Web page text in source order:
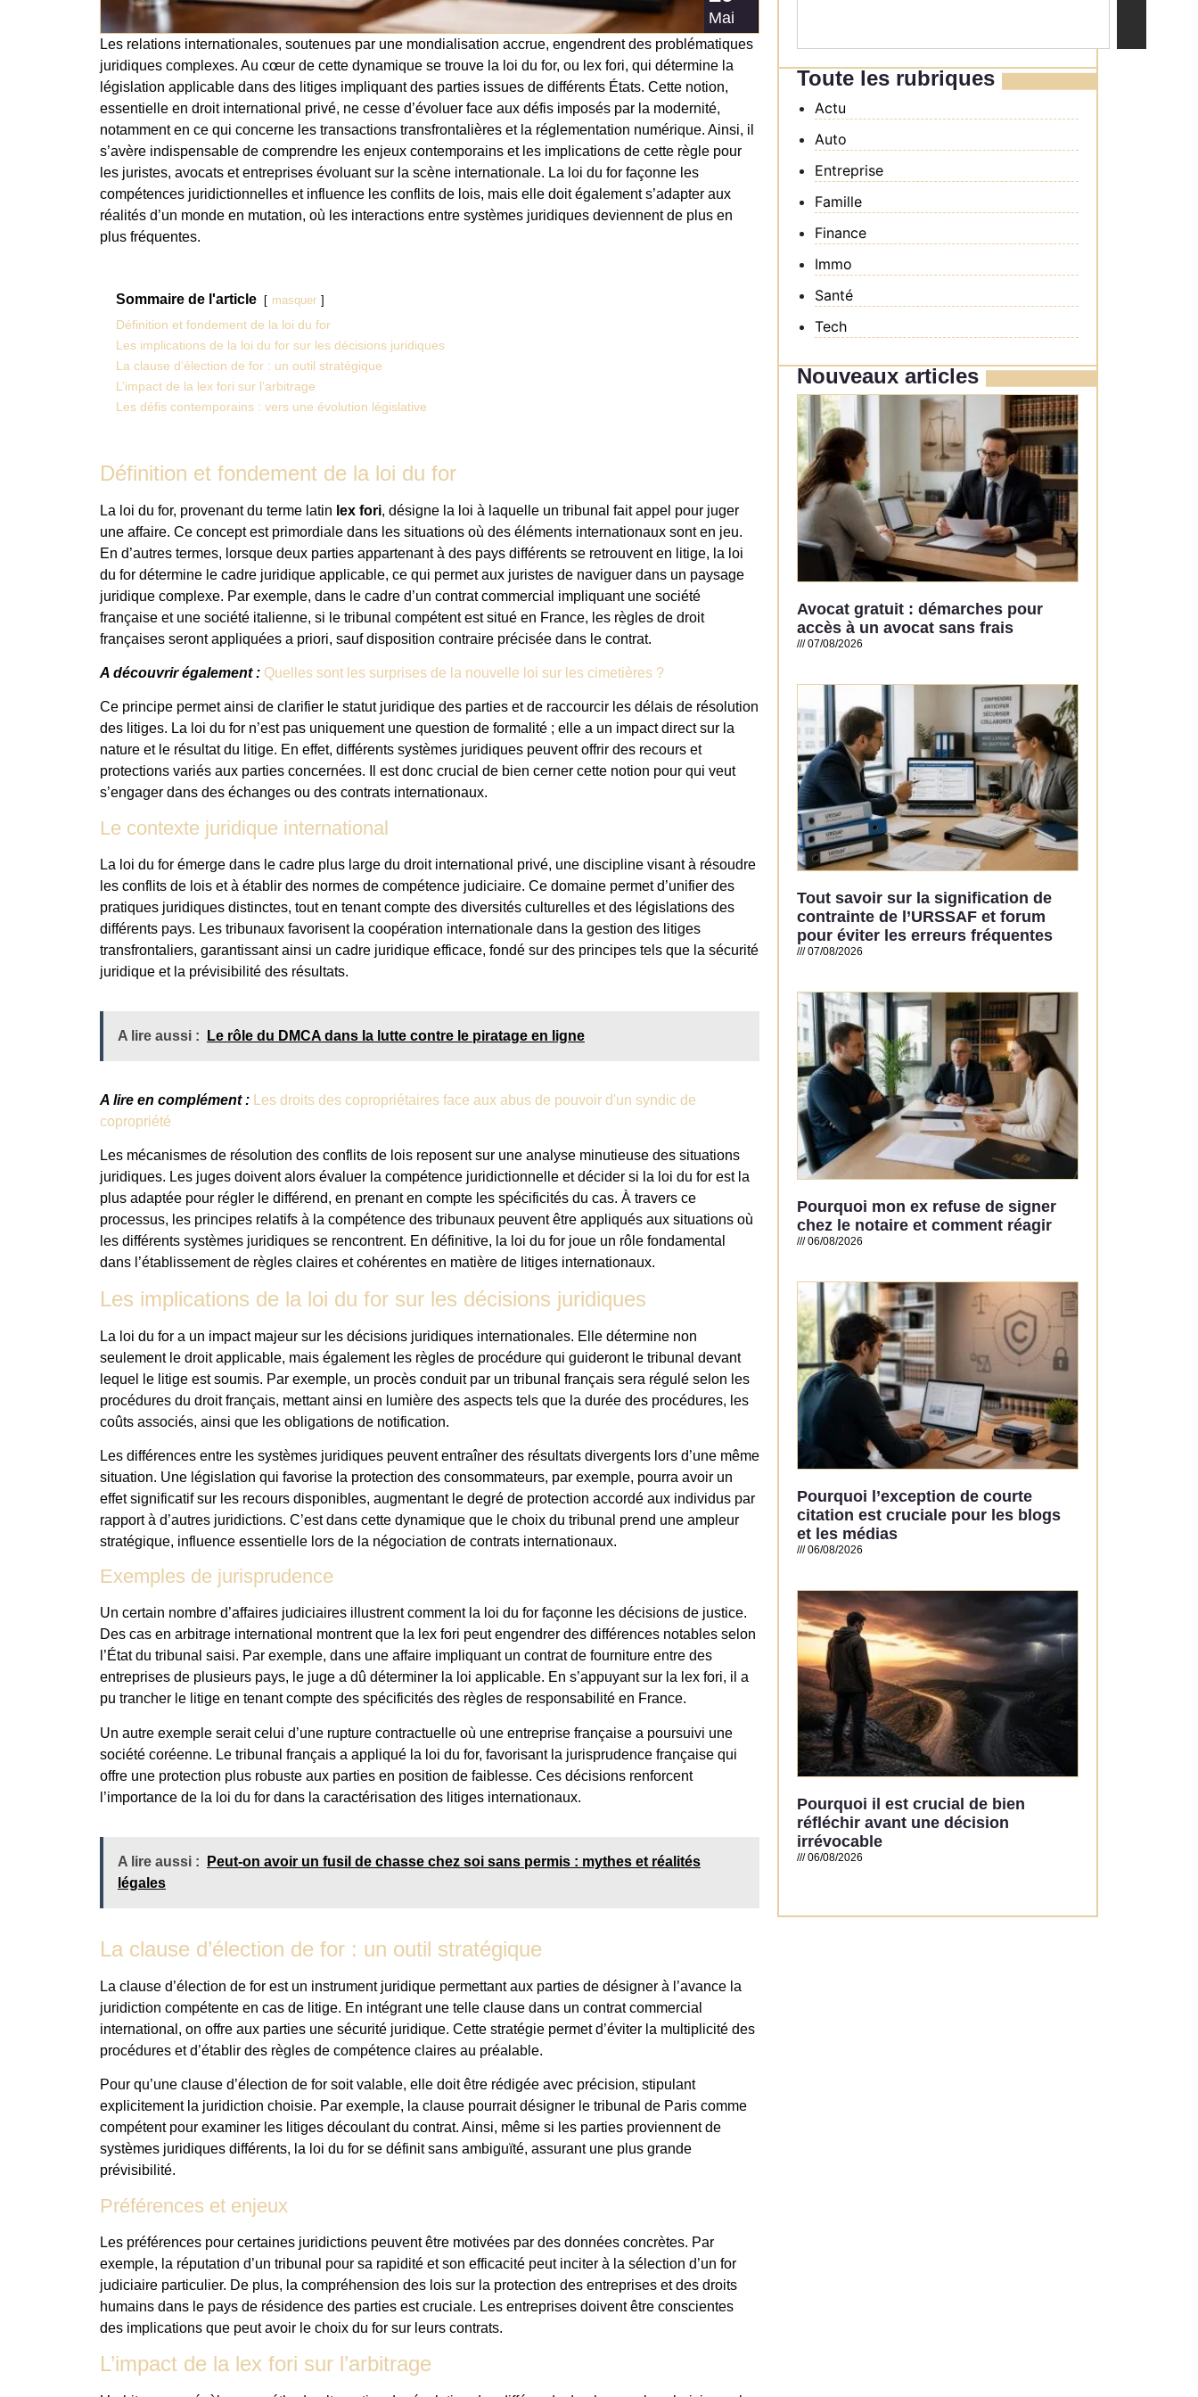
Mai
Les relations internationales, soutenues par une mondialisation accrue, engendrent des problématiques
juridiques complexes. Au cœur de cette dynamique se trouve la loi du for, ou lex fori, qui détermine la
législation applicable dans des litiges impliquant des parties issues de différents États. Cette notion,
essentielle en droit international privé, ne cesse d’évoluer face aux défis imposés par la modernité,
notamment en ce qui concerne les transactions transfrontalières et la réglementation numérique. Ainsi, il
s’avère indispensable de comprendre les enjeux contemporains et les implications de cette règle pour
les juristes, avocats et entreprises évoluant sur la scène internationale. La loi du for façonne les
compétences juridictionnelles et influence les conflits de lois, mais elle doit également s’adapter aux
réalités d’un monde en mutation, où les interactions entre systèmes juridiques deviennent de plus en
plus fréquentes.
Sommaire de l'article masquer
Définition et fondement de la loi du for
Les implications de la loi du for sur les décisions juridiques
La clause d’élection de for : un outil stratégique
L’impact de la lex fori sur l’arbitrage
Les défis contemporains : vers une évolution législative
Définition et fondement de la loi du for
La loi du for, provenant du terme latin lex fori, désigne la loi à laquelle un tribunal fait appel pour juger
une affaire. Ce concept est primordiale dans les situations où des éléments internationaux sont en jeu.
En d’autres termes, lorsque deux parties appartenant à des pays différents se retrouvent en litige, la loi
du for détermine le cadre juridique applicable, ce qui permet aux juristes de naviguer dans un paysage
juridique complexe. Par exemple, dans le cadre d’un contrat commercial impliquant une société
française et une société italienne, si le tribunal compétent est situé en France, les règles de droit
françaises seront appliquées a priori, sauf disposition contraire précisée dans le contrat.
A découvrir également : Quelles sont les surprises de la nouvelle loi sur les cimetières ?
Ce principe permet ainsi de clarifier le statut juridique des parties et de raccourcir les délais de résolution
des litiges. La loi du for n’est pas uniquement une question de formalité ; elle a un impact direct sur la
nature et le résultat du litige. En effet, différents systèmes juridiques peuvent offrir des recours et
protections variés aux parties concernées. Il est donc crucial de bien cerner cette notion pour qui veut
s’engager dans des échanges ou des contrats internationaux.
Le contexte juridique international
La loi du for émerge dans le cadre plus large du droit international privé, une discipline visant à résoudre
les conflits de lois et à établir des normes de compétence judiciaire. Ce domaine permet d’unifier des
pratiques juridiques distinctes, tout en tenant compte des diversités culturelles et des législations des
différents pays. Les tribunaux favorisent la coopération internationale dans la gestion des litiges
transfrontaliers, garantissant ainsi un cadre juridique efficace, fondé sur des principes tels que la sécurité
juridique et la prévisibilité des résultats.
A lire aussi : Le rôle du DMCA dans la lutte contre le piratage en ligne
A lire en complément :
Les droits des copropriétaires face aux abus de pouvoir d'un syndic de
copropriété
Les mécanismes de résolution des conflits de lois reposent sur une analyse minutieuse des situations
juridiques. Les juges doivent alors évaluer la compétence juridictionnelle et décider si la loi du for est la
plus adaptée pour régler le différend, en prenant en compte les spécificités du cas. À travers ce
processus, les principes relatifs à la compétence des tribunaux peuvent être appliqués aux situations où
les différents systèmes juridiques se rencontrent. En définitive, la loi du for joue un rôle fondamental
dans l’établissement de règles claires et cohérentes en matière de litiges internationaux.
Les implications de la loi du for sur les décisions juridiques
La loi du for a un impact majeur sur les décisions juridiques internationales. Elle détermine non
seulement le droit applicable, mais également les règles de procédure qui guideront le tribunal devant
lequel le litige est soumis. Par exemple, un procès conduit par un tribunal français sera régulé selon les
procédures du droit français, mettant ainsi en lumière des aspects tels que la durée des procédures, les
coûts associés, ainsi que les obligations de notification.
Les différences entre les systèmes juridiques peuvent entraîner des résultats divergents lors d’une même
situation. Une législation qui favorise la protection des consommateurs, par exemple, pourra avoir un
effet significatif sur les recours disponibles, augmentant le degré de protection accordé aux individus par
rapport à d’autres juridictions. C’est dans cette dynamique que le choix du tribunal prend une ampleur
stratégique, influence essentielle lors de la négociation de contrats internationaux.
Exemples de jurisprudence
Un certain nombre d’affaires judiciaires illustrent comment la loi du for façonne les décisions de justice.
Des cas en arbitrage international montrent que la lex fori peut engendrer des différences notables selon
l’État du tribunal saisi. Par exemple, dans une affaire impliquant un contrat de fourniture entre des
entreprises de plusieurs pays, le juge a dû déterminer la loi applicable. En s’appuyant sur la lex fori, il a
pu trancher le litige en tenant compte des spécificités des règles de responsabilité en France.
Un autre exemple serait celui d’une rupture contractuelle où une entreprise française a poursuivi une
société coréenne. Le tribunal français a appliqué la loi du for, favorisant la jurisprudence française qui
offre une protection plus robuste aux parties en position de faiblesse. Ces décisions renforcent
l’importance de la loi du for dans la caractérisation des litiges internationaux.
A lire aussi :
Peut-on avoir un fusil de chasse chez soi sans permis : mythes et réalités
légales
La clause d’élection de for : un outil stratégique
La clause d’élection de for est un instrument juridique permettant aux parties de désigner à l’avance la
juridiction compétente en cas de litige. En intégrant une telle clause dans un contrat commercial
international, on offre aux parties une sécurité juridique. Cette stratégie permet d’éviter la multiplicité des
procédures et d’établir des règles de compétence claires au préalable.
Pour qu’une clause d’élection de for soit valable, elle doit être rédigée avec précision, stipulant
explicitement la juridiction choisie. Par exemple, la clause pourrait désigner le tribunal de Paris comme
compétent pour examiner les litiges découlant du contrat. Ainsi, même si les parties proviennent de
systèmes juridiques différents, la loi du for se définit sans ambiguïté, assurant une plus grande
prévisibilité.
Préférences et enjeux
Les préférences pour certaines juridictions peuvent être motivées par des données concrètes. Par
exemple, la réputation d’un tribunal pour sa rapidité et son efficacité peut inciter à la sélection d’un for
judiciaire particulier. De plus, la compréhension des lois sur la protection des entreprises et des droits
humains dans le pays de résidence des parties est cruciale. Les entreprises doivent être conscientes
des implications que peut avoir le choix du for sur leurs contrats.
L’impact de la lex fori sur l’arbitrage
Toute les rubriques
Actu
Auto
Entreprise
Famille
Finance
Immo
Santé
Tech
Nouveaux articles
Avocat gratuit : démarches pour
accès à un avocat sans frais
07/08/2026
Tout savoir sur la signification de
contrainte de l’URSSAF et forum
pour éviter les erreurs fréquentes
07/08/2026
Pourquoi mon ex refuse de signer
chez le notaire et comment réagir
06/08/2026
Pourquoi l’exception de courte
citation est cruciale pour les blogs
et les médias
06/08/2026
Pourquoi il est crucial de bien
réfléchir avant une décision
irrévocable
06/08/2026